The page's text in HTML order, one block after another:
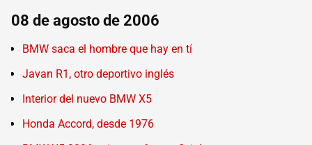
08 de agosto de 2006
BMW saca el hombre que hay en tí
Javan R1, otro deportivo inglés
Interior del nuevo BMW X5
Honda Accord, desde 1976